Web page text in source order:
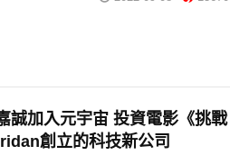
誠加入元宇宙 投資電影《挑戰
創立的科技新公司